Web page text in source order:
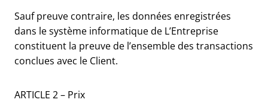
Sauf preuve contraire, les données enregistrées
dans le système informatique de L’Entreprise
constituent la preuve de l’ensemble des transactions
conclues avec le Client.
ARTICLE 2 – Prix